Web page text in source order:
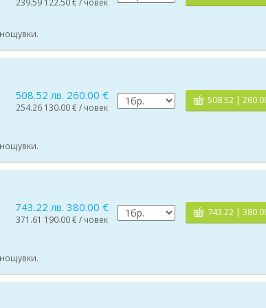
239.59 122.50 € / човек
508.52 лв. 260.00 €
254.26 130.00 € / човек
508.52 |
743.22 лв. 380.00 €
371.61 190.00 € / човек
743.22 |